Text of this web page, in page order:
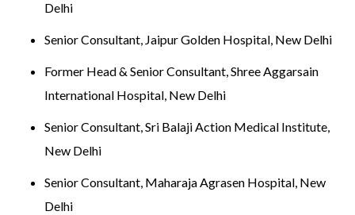
Delhi
Senior Consultant, Jaipur Golden Hospital, New Delhi
Former Head & Senior Consultant, Shree Aggarsain
International Hospital, New Delhi
Senior Consultant, Sri Balaji Action Medical Institute,
New Delhi
Senior Consultant, Maharaja Agrasen Hospital, New
Delhi